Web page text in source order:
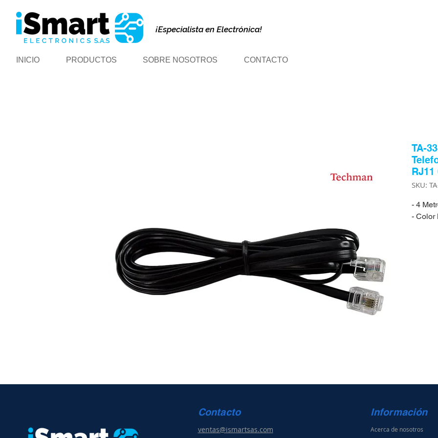
¡Especialista en Electrónica!
INICIO PRODUCTOS SOBRE NOSOTROS CONTACTO
TA-
RJ11
SKU:
- 4
- Color
Contacto
ventas@ismartsas.com
Información
Acerca de nosotros